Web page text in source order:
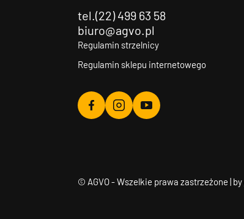
tel.(22) 499 63 58
biuro@agvo.pl
Regulamin strzelnicy
Regulamin sklepu internetowego
Agvo
Agvo
Agvo
© AGVO - Wszelkie prawa zastrzeżone | by